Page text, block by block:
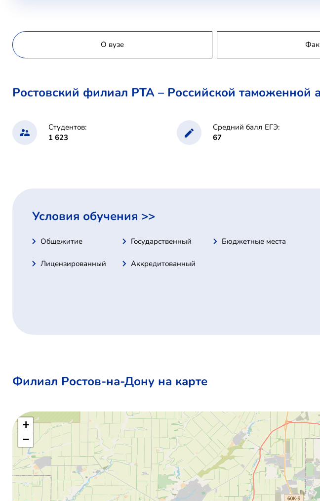
О вузе
Ростовский филиал РТА – Российской таможенной
Студентов:
1 623
Средний балл ЕГЭ:
67
Условия обучения >>
Общежитие Государственный Бюджетные места
Лицензированный Аккредитованный
Филиал Ростов-на-Дону на карте
+
−